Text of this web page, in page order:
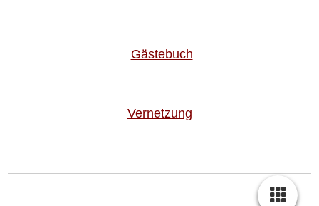
Gästebuch
Vernetzung